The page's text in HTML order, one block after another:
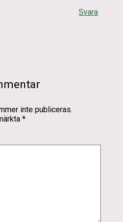
Svara
inte publiceras.
*